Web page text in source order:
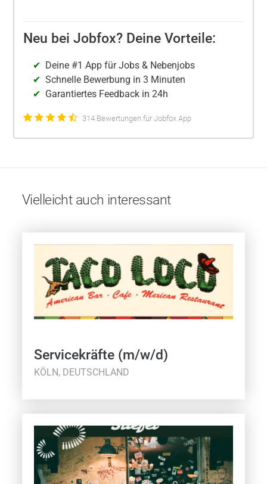
Neu bei Jobfox? Deine Vorteile:
Deine #1 App für Jobs & Nebenjobs
Schnelle Bewerbung in 3 Minuten
Garantiertes Feedback in 24h
314 Bewertungen für Jobfox App
Vielleicht auch interessant
Servicekräfte (m/w/d)
KÖLN, DEUTSCHLAND